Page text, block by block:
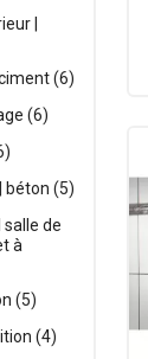
|
(6)
(6)
béton (5)
salle de
à
(5)
(4)